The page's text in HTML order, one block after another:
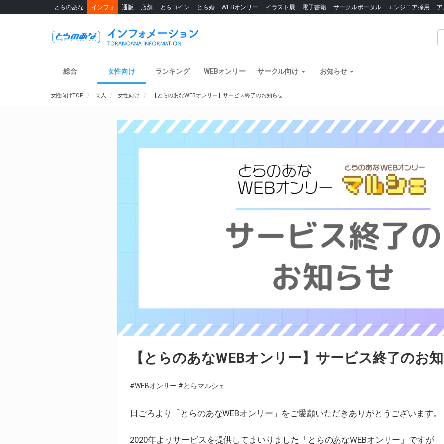
とらのあな インフォ 通販 店舗 とらコイン とら婚 WEBオンリー イラスト展 電子書籍 サークルポータル エンジニア採用
総合 女性向け ランキング WEBオンリー サークル向け お知らせ
女性向けTOP 同人 女性向け 【とらのあなWEBオンリー】サービス終了のお知らせ
【とらのあなWEBオンリー】サービス終了のお
#WEBオンリー #とらマルシェ
日ごろより「とらのあなWEBオンリー」をご愛顧いただきありがとうございます。
2020年よりサービスを提供してまいりました「とらのあなWEBオンリー」ですが